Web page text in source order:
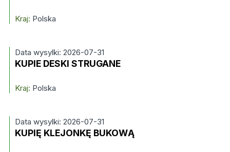
Kraj: Polska
Data wysylki: 2026-07-31
KUPIE DESKI STRUGANE
Kraj: Polska
Data wysylki: 2026-07-31
KUPIĘ KLEJONKĘ BUKOWĄ